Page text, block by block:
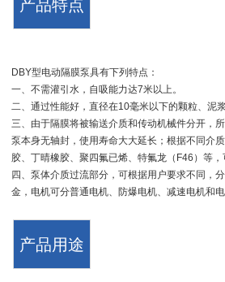
产品特点
DBY型电动隔膜泵具有下列特点：
一、不需灌引水，自吸能力达7米以上。
二、通过性能好，直径在10毫米以下的颗粒、泥
三、由于隔膜将被输送介质和传动机械件分开，
泵本身无轴封，使用寿命大大延长；根据不同介
胶、丁晴橡胶、聚四氟已烯、特氟龙（F46）等，
四、泵体介质过流部分，可根据用户要求不同，
金，电机可分普通电机、防爆电机、减速电机和电
产品用途